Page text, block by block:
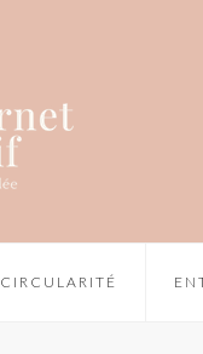
CIRCULARITÉ